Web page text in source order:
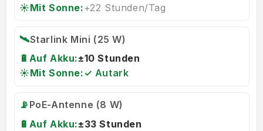
☀️Mit Sonne:+22 Stunden/Tag
🛰️Starlink Mini (25 W)
🔋 Auf Akku:±10 Stunden
☀️Mit Sonne: ✓ Autark
📡 PoE-Antenne (8 W)
🔋 Auf Akku:±33 Stunden